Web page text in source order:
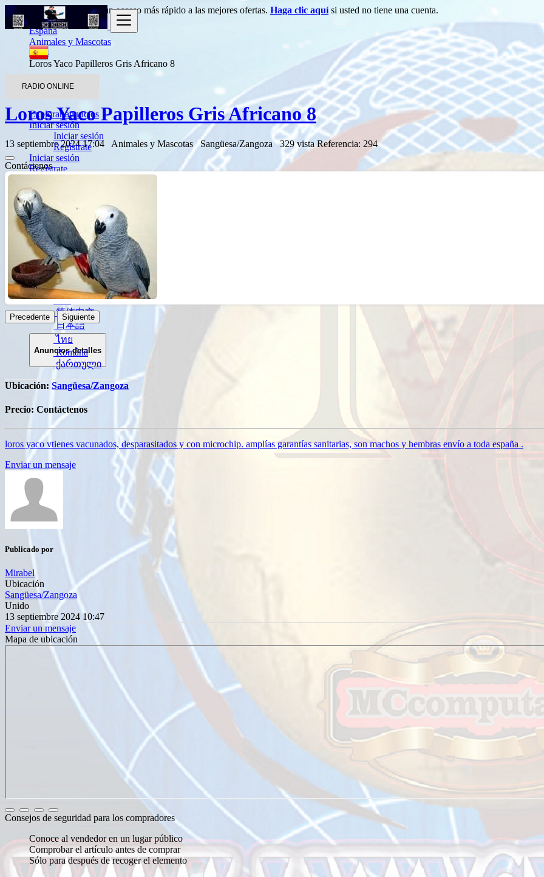
RADIO ONLINE
Explorar anuncios
Iniciar sesión
Iniciar sesión
Regístrate
Iniciar sesión
Regístrate
Español
العربية
Português
Deutsch
Italiano
Türkçe
Русский
हिन्दी
বাংলা
简体中文
日本語
ไทย
Română
ქართული
Entradapara obtener un acceso más rápido a las mejores ofertas. Haga clic aquísi usted no tiene una cuenta.
España
Animales y Mascotas
Aves
Loros Yaco Papilleros Gris Africano 8
Volver a los resultados
Loros Yaco Papilleros Gris Africano 8
13 septiembre 2024 17:04 Animales y Mascotas Sangüesa/Zangoza 329 vista Referencia: 294
Contáctenos
Precedente Siguiente
Anuncios detalles
Ubicación: Sangüesa/Zangoza
Precio: Contáctenos
loros yaco vtienes vacunados, desparasitados y con microchip. amplías garantías sanitarias, son machos y hembras envío a toda españa .
Enviar un mensaje
Publicado por
Mirabel
Ubicación
Sangüesa/Zangoza
Unido
13 septiembre 2024 10:47
Enviar un mensaje
Mapa de ubicación
Consejos de seguridad para los compradores
Conoce al vendedor en un lugar público
Comprobar el artículo antes de comprar
Sólo para después de recoger el elemento